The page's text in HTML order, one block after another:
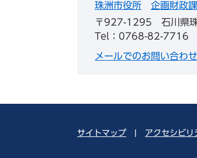
珠洲市役所 企画財政課
〒927-1295
石川県
Tel：0768-82-7716
メールでのお問い合わ
サイトマップ アクセシビリ